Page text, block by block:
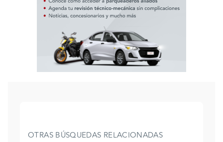
OTRAS BÚSQUEDAS RELACIONADAS